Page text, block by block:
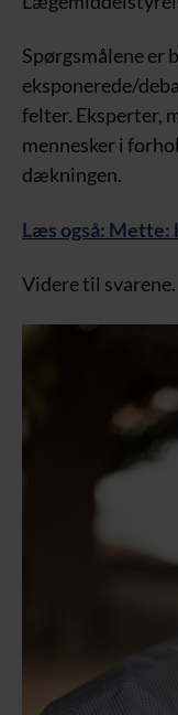
Spørgsmålene er
eksponerede/
felter. Eksperter,
mennesker i
dækningen.
Læs også:
Videre til svarene.